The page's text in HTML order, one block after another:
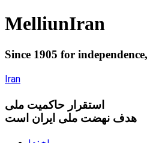
MelliunIran
Since 1905 for independence,
Iran
استقرار حاکميت ملی
هدف نهضت ملی ایران است